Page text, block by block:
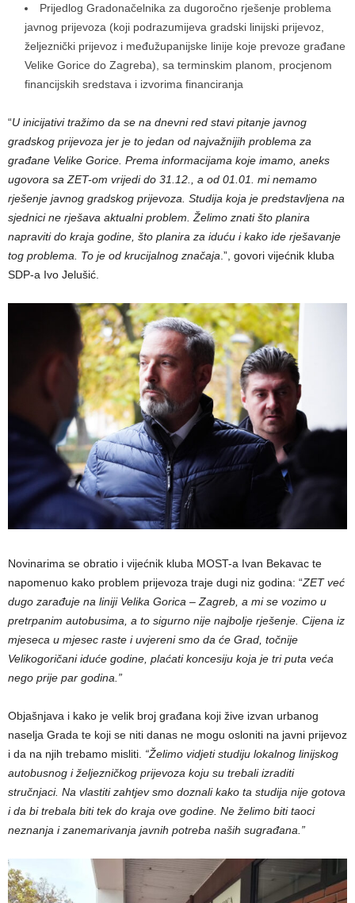
Prijedlog Gradonačelnika za dugoročno rješenje problema
javnog prijevoza (koji podrazumijeva gradski linijski prijevoz,
željeznički prijevoz i međužupanijske linije koje prevoze građane
Velike Gorice do Zagreba), sa terminskim planom, procjenom
financijskih sredstava i izvorima financiranja
“U inicijativi tražimo da se na dnevni red stavi pitanje javnog
gradskog prijevoza jer je to jedan od najvažnijih problema za
građane Velike Gorice. Prema informacijama koje imamo, aneks
ugovora sa ZET-om vrijedi do 31.12., a od 01.01. mi nemamo
rješenje javnog gradskog prijevoza. Studija koja je predstavljena na
sjednici ne rješava aktualni problem. Želimo znati što planira
napraviti do kraja godine, što planira za iduću i kako ide rješavanje
tog problema. To je od krucijalnog značaja .”, govori vijećnik kluba
SDP-a Ivo Jelušić.
Novinarima se obratio i vijećnik kluba MOST-a Ivan Bekavac te
napomenuo kako problem prijevoza traje dugi niz godina: “ZET već
dugo zarađuje na liniji Velika Gorica – Zagreb, a mi se vozimo u
pretrpanim autobusima, a to sigurno nije najbolje rješenje. Cijena iz
mjeseca u mjesec raste i uvjereni smo da će Grad, točnije
Velikogoričani iduće godine, plaćati koncesiju koja je tri puta veća
nego prije par godina.”
Objašnjava i kako je velik broj građana koji žive izvan urbanog
naselja Grada te koji se niti danas ne mogu osloniti na javni prijevoz
i da na njih trebamo misliti. “Želimo vidjeti studiju lokalnog linijskog
autobusnog i željezničkog prijevoza koju su trebali izraditi
stručnjaci. Na vlastiti zahtjev smo doznali kako ta studija nije gotova
i da bi trebala biti tek do kraja ove godine. Ne želimo biti taoci
neznanja i zanemarivanja javnih potreba naših sugrađana.”